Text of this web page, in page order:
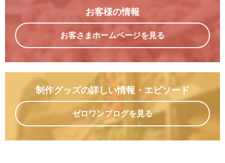
お客様の情報
お客さまホームページを見る
制作グッズの詳しい情報 ・エピソード
ゼロワンブログを見る